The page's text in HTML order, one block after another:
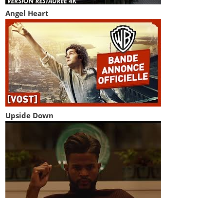
Angel Heart
Upside Down